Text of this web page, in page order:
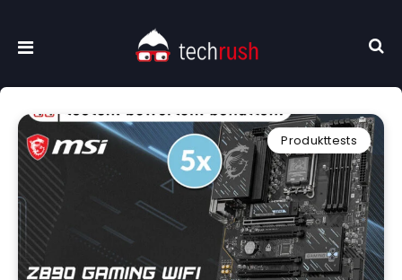
Produkttests